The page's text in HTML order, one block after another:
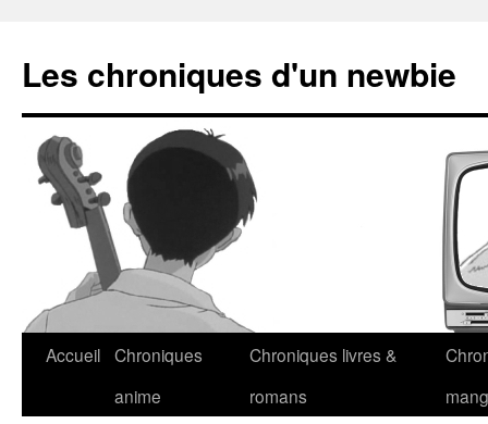
Les chroniques d'un newbie
Accueil Chroniques
anime
Chroniques livres &
romans